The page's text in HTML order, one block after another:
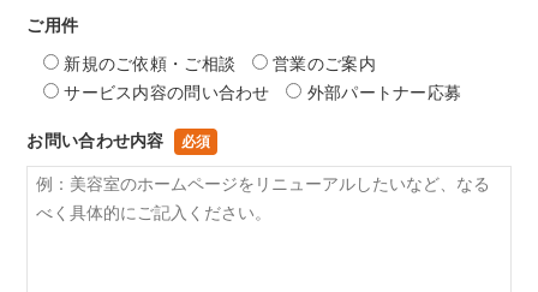
ご用件
新規のご依頼・ご相談
営業のご案内
サービス内容の問い合わせ
外部パートナー応募
お問い合わせ内容 必須